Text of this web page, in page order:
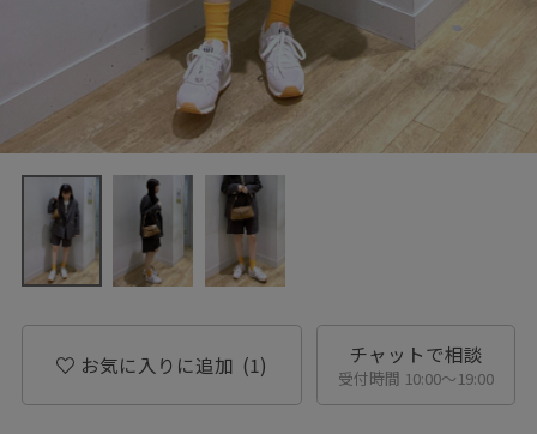
お気に入りに追加 (1) チャットで相談
受付時間 10:00〜19:00